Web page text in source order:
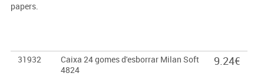
papers.
31932
Caixa 24 gomes d'esborrar Milan Soft
4824
9.24€